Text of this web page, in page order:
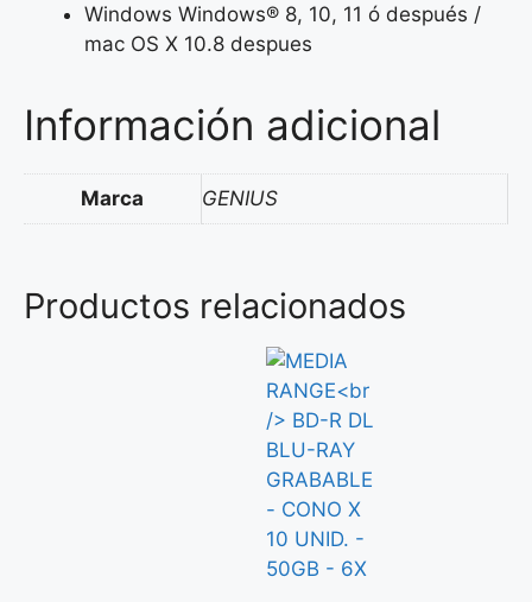
Windows Windows® 8, 10, 11 ó después /
mac OS X 10.8 despues
Información adicional
Marca GENIUS
Productos relacionados